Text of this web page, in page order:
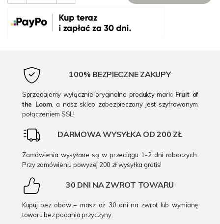
100% BEZPIECZNE ZAKUPY
Sprzedajemy wyłącznie oryginalne produkty marki Fruit of
the Loom, a nasz sklep zabezpieczony jest szyfrowanym
połączeniem SSL!
DARMOWA WYSYŁKA OD 200 ZŁ
Zamówienia wysyłane są w przeciągu 1-2 dni roboczych.
Przy zamówieniu powyżej 200 zł wysyłka gratis!
30 DNI NA ZWROT TOWARU
Kupuj bez obaw – masz aż 30 dni na zwrot lub wymianę
towaru bez podania przyczyny.